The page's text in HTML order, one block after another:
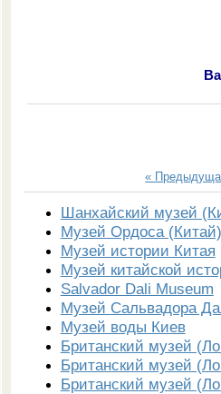
«
Шанхайский музей
Музей Ордоса (Китай)
Музей истории Китая
Музей китайской
Salvador Dali Museum
Музей Сальвадора
Музей воды Киев
Британский музей
Британский музей
Британский музей